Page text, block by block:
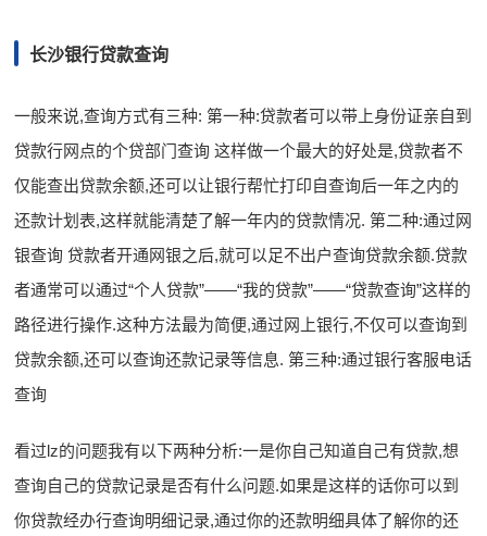
长沙银行贷款查询
一般来说,查询方式有三种: 第一种:贷款者可以带上身份证亲自到
贷款行网点的个贷部门查询 这样做一个最大的好处是,贷款者不
仅能查出贷款余额,还可以让银行帮忙打印自查询后一年之内的
还款计划表,这样就能清楚了解一年内的贷款情况. 第二种:通过网
银查询 贷款者开通网银之后,就可以足不出户查询贷款余额.贷款
者通常可以通过“个人贷款”——“我的贷款”——“贷款查询”这样的
路径进行操作.这种方法最为简便,通过网上银行,不仅可以查询到
贷款余额,还可以查询还款记录等信息. 第三种:通过银行客服电话
查询
看过lz的问题我有以下两种分析:一是你自己知道自己有贷款,想
查询自己的贷款记录是否有什么问题.如果是这样的话你可以到
你贷款经办行查询明细记录,通过你的还款明细具体了解你的还